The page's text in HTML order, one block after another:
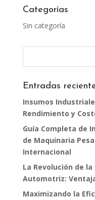
Categorías
Sin categoría
Entradas
Insumos
Rendimiento y
Guía Completa de
de Maquinaria
Internacional
La Revolución de
Automotriz:
Maximizando la